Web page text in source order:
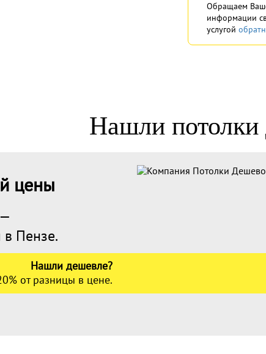
Обращаем
информации
услугой
Нашли потолки
цены
Пензе.
Нашли дешевле?
от разницы в цене.